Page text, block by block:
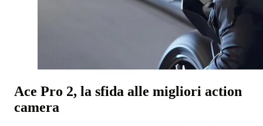
Ace Pro 2, la sfida alle migliori action
camera